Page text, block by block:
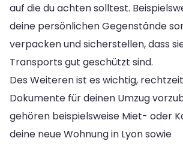
auf die du achten solltest.
deine persönlichen Gegenstände
verpacken und sicherstellen, dass
Transports gut geschützt sind.
Des Weiteren ist es wichtig,
Dokumente für deinen Umzug
gehören beispielsweise Miet- oder
deine neue Wohnung in Lyon sowie